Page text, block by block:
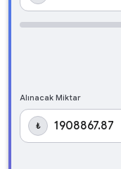
Alınacak Miktar
₺